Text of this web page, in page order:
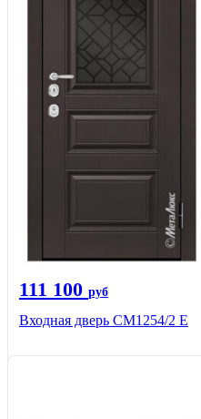
111 100 руб
Входная дверь СМ1254/2 E